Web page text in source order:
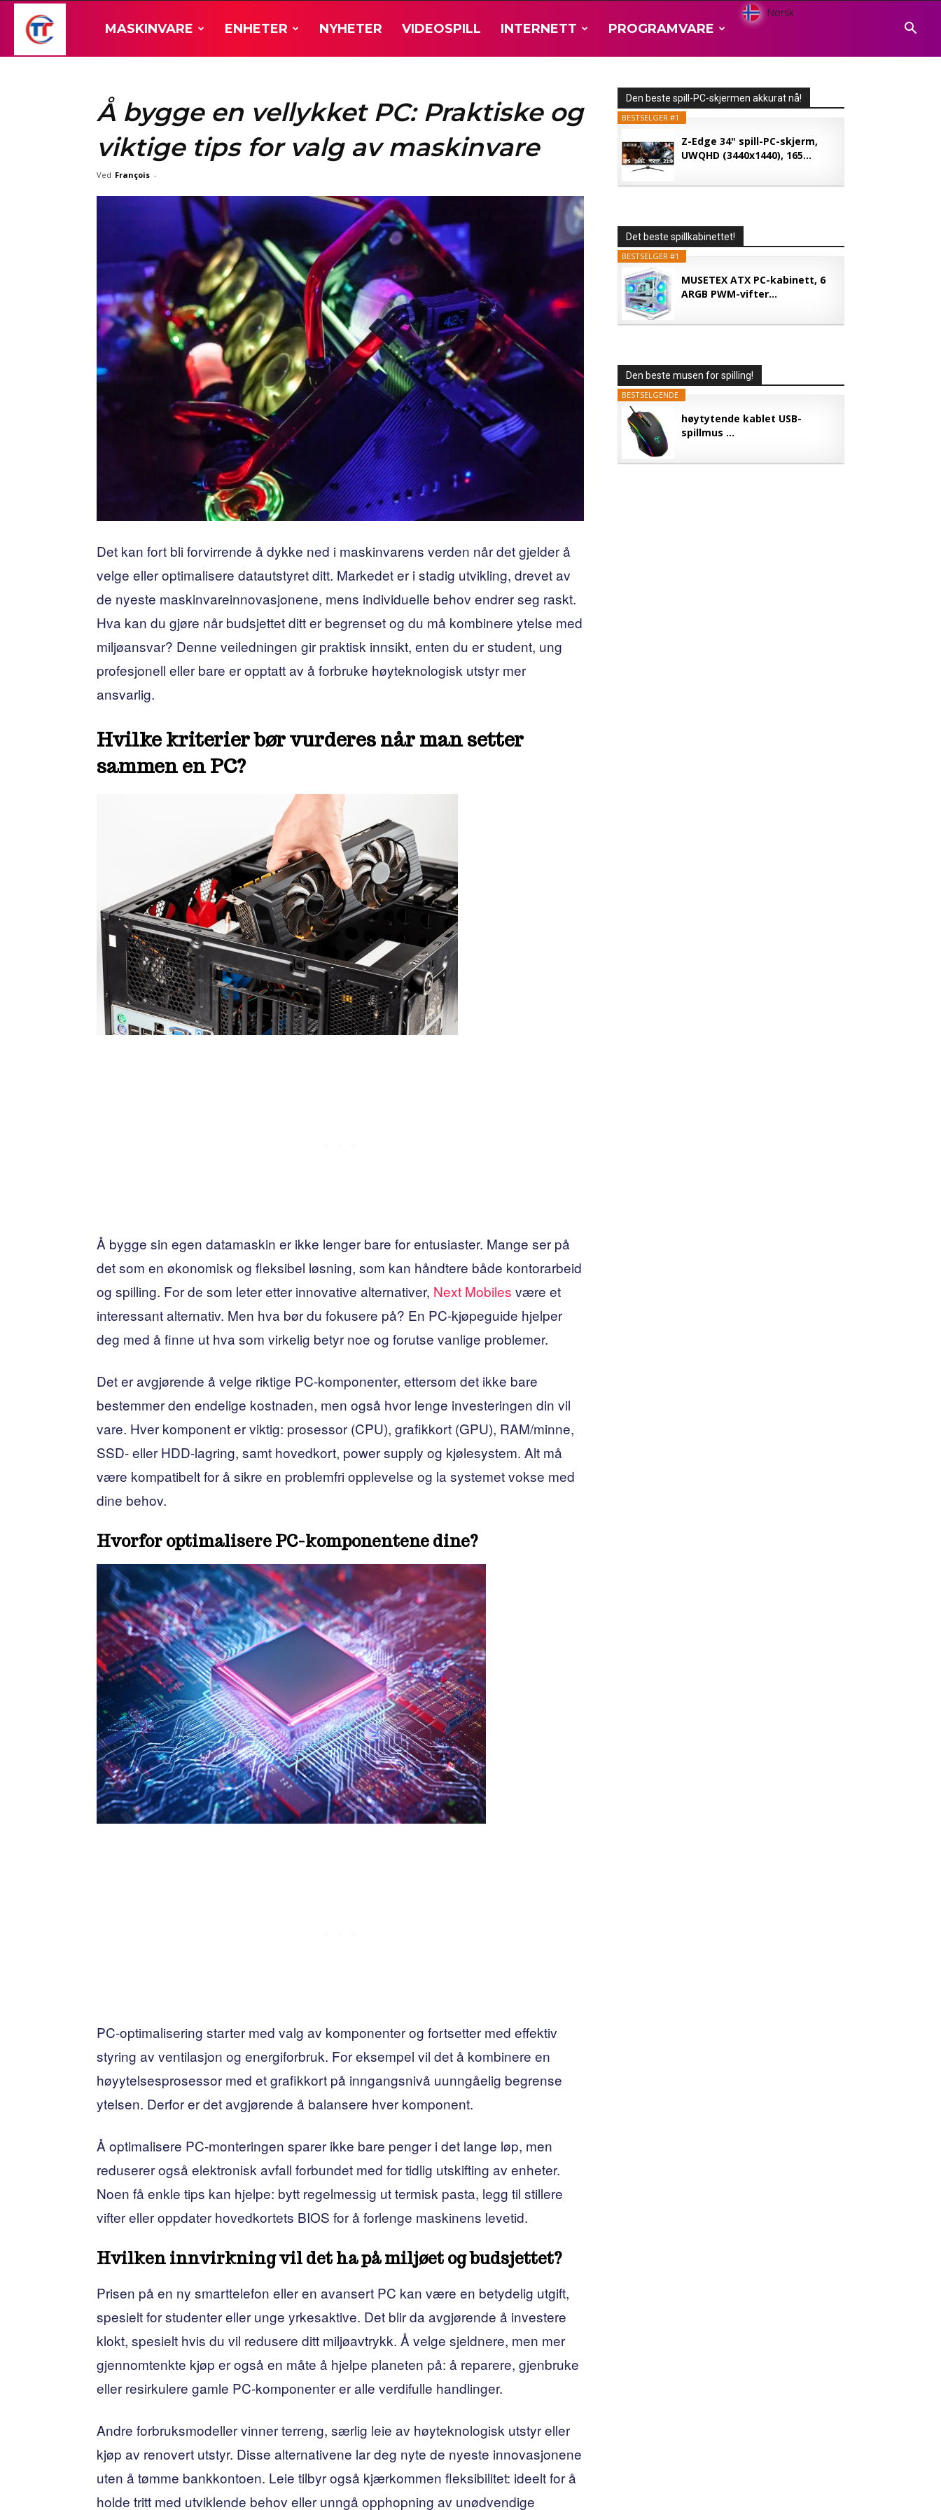
MASKINVARE ENHETER NYHETER VIDEOSPILL INTERNETT PROGRAMVARE
Norsk
Å bygge en vellykket PC: Praktiske og
viktige tips for valg av maskinvare
Ved François -
Det kan fort bli forvirrende å dykke ned i maskinvarens verden når det gjelder å
velge eller optimalisere datautstyret ditt. Markedet er i stadig utvikling, drevet av
de nyeste maskinvareinnovasjonene, mens individuelle behov endrer seg raskt.
Hva kan du gjøre når budsjettet ditt er begrenset og du må kombinere ytelse med
miljøansvar? Denne veiledningen gir praktisk innsikt, enten du er student, ung
profesjonell eller bare er opptatt av å forbruke høyteknologisk utstyr mer
ansvarlig.
Hvilke kriterier bør vurderes når man setter
sammen en PC?
Å bygge sin egen datamaskin er ikke lenger bare for entusiaster. Mange ser på
det som en økonomisk og fleksibel løsning, som kan håndtere både kontorarbeid
og spilling. For de som leter etter innovative alternativer, Next Mobiles være et
interessant alternativ. Men hva bør du fokusere på? En PC-kjøpeguide hjelper
deg med å finne ut hva som virkelig betyr noe og forutse vanlige problemer.
Det er avgjørende å velge riktige PC-komponenter, ettersom det ikke bare
bestemmer den endelige kostnaden, men også hvor lenge investeringen din vil
vare. Hver komponent er viktig: prosessor (CPU), grafikkort (GPU), RAM/minne,
SSD- eller HDD-lagring, samt hovedkort, power supply og kjølesystem. Alt må
være kompatibelt for å sikre en problemfri opplevelse og la systemet vokse med
dine behov.
Hvorfor optimalisere PC-komponentene dine?
PC-optimalisering starter med valg av komponenter og fortsetter med effektiv
styring av ventilasjon og energiforbruk. For eksempel vil det å kombinere en
høyytelsesprosessor med et grafikkort på inngangsnivå uunngåelig begrense
ytelsen. Derfor er det avgjørende å balansere hver komponent.
Å optimalisere PC-monteringen sparer ikke bare penger i det lange løp, men
reduserer også elektronisk avfall forbundet med for tidlig utskifting av enheter.
Noen få enkle tips kan hjelpe: bytt regelmessig ut termisk pasta, legg til stillere
vifter eller oppdater hovedkortets BIOS for å forlenge maskinens levetid.
Hvilken innvirkning vil det ha på miljøet og budsjettet?
Prisen på en ny smarttelefon eller en avansert PC kan være en betydelig utgift,
spesielt for studenter eller unge yrkesaktive. Det blir da avgjørende å investere
klokt, spesielt hvis du vil redusere ditt miljøavtrykk. Å velge sjeldnere, men mer
gjennomtenkte kjøp er også en måte å hjelpe planeten på: å reparere, gjenbruke
eller resirkulere gamle PC-komponenter er alle verdifulle handlinger.
Andre forbruksmodeller vinner terreng, særlig leie av høyteknologisk utstyr eller
kjøp av renovert utstyr. Disse alternativene lar deg nyte de nyeste innovasjonene
uten å tømme bankkontoen. Leie tilbyr også kjærkommen fleksibilitet: ideelt for å
holde tritt med utviklende behov eller unngå opphopning av unødvendige
Den beste spill-PC-skjermen akkurat nå!
BESTSELGER #1
Z-Edge 34" spill-PC-skjerm,
UWQHD (3440x1440), 165...
Det beste spillkabinettet!
BESTSELGER #1
MUSETEX ATX PC-kabinett, 6
ARGB PWM-vifter...
Den beste musen for spilling!
BESTSELGENDE
høytytende kablet USB-
spillmus ...